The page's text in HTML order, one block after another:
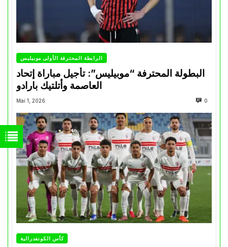
الرابطة المحترفة الأولى موبيليس
البطولة المحترفة “موبيليس”: تأجيل مباراة إتحاد
العاصمة وأتلتيك بارادو
Mai 1, 2026 0
كأس الكونفدرالية